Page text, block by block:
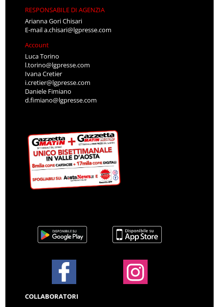
RESPONSABILE DI AGENZIA
Arianna Gori Chisari
E-maila.chisari@lgpresse.com
Account
Luca Torino
l.torino@lgpresse.com
Ivana Cretier
i.cretier@lgpresse.com
Daniele Fimiano
d.fimiano@lgpresse.com
COLLABORATORI